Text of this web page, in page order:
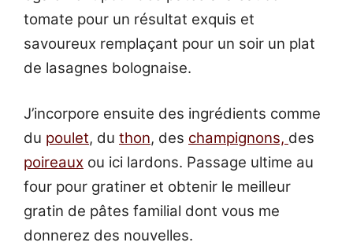
tomate pour un résultat exquis et
savoureux remplaçant pour un soir un plat
de lasagnes bolognaise.
J’incorpore ensuite des ingrédients comme
du poulet, du thon, des champignons, des
poireaux ou ici lardons. Passage ultime au
four pour gratiner et obtenir le meilleur
gratin de pâtes familial dont vous me
donnerez des nouvelles.